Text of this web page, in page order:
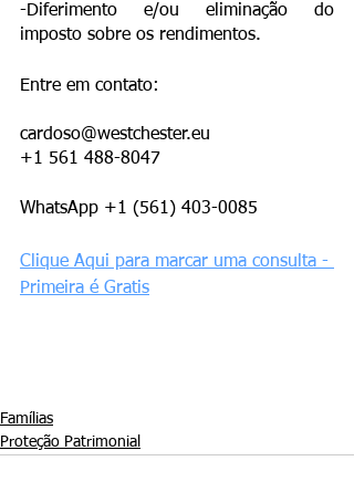
-Diferimento e/ou eliminação do
imposto sobre os rendimentos.
Entre em contato:
cardoso@westchester.eu
+1 561 488-8047
WhatsApp +1 (561) 403-0085
Clique Aqui para marcar uma consulta -
Primeira é Gratis
Famílias
Proteção Patrimonial